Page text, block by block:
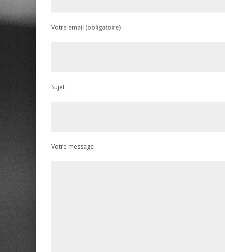
Votre email (obligatoire)
Sujet
Votre message